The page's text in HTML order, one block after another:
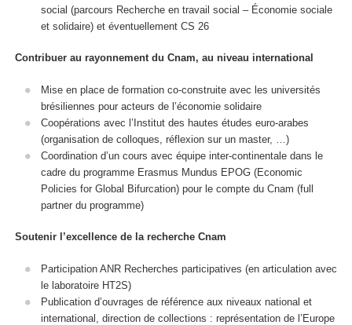
social (parcours Recherche en travail social – Économie sociale
et solidaire) et éventuellement CS 26
Contribuer au rayonnement du Cnam, au niveau international
Mise en place de formation co-construite avec les universités
brésiliennes pour acteurs de l’économie solidaire
Coopérations avec l’Institut des hautes études euro-arabes
(organisation de colloques, réflexion sur un master, …)
Coordination d’un cours avec équipe inter-continentale dans le
cadre du programme Erasmus Mundus EPOG (Economic
Policies for Global Bifurcation) pour le compte du Cnam (full
partner du programme)
Soutenir l’excellence de la recherche Cnam
Participation ANR Recherches participatives (en articulation avec
le laboratoire HT2S)
Publication d’ouvrages de référence aux niveaux national et
international, direction de collections : représentation de l’Europe